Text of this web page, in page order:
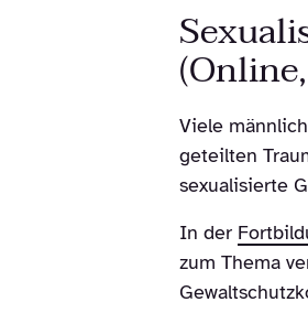
Viele
geteilten
sexualisierte
In der
zum Thema